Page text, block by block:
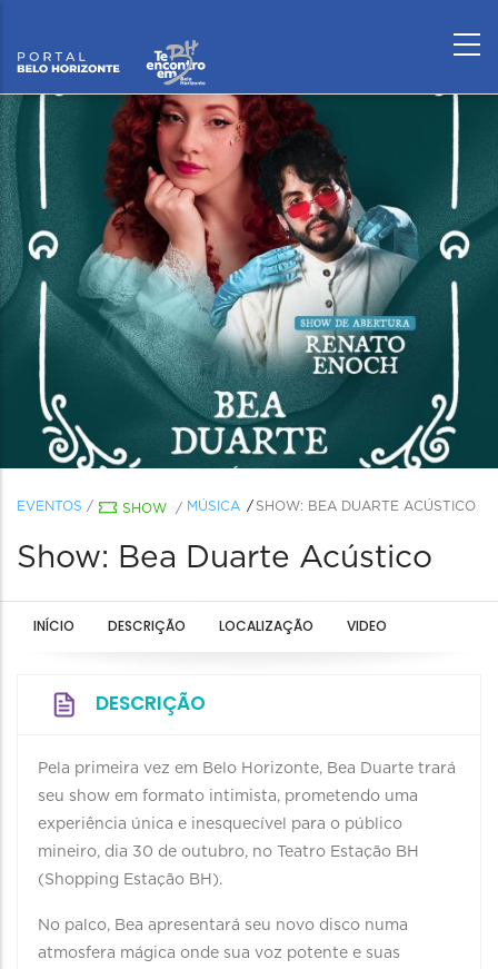
EVENTOS / SHOW / MÚSICA SHOW: BEA DUARTE ACÚSTICO
Show: Bea Duarte Acústico
INÍCIO DESCRIÇÃO LOCALIZAÇÃO VIDEO
DESCRIÇÃO
Pela primeira vez em Belo Horizonte, Bea Duarte trará
seu show em formato intimista, prometendo uma
experiência única e inesquecível para o público
mineiro, dia 30 de outubro, no Teatro Estação BH
(Shopping Estação BH).
No palco, Bea apresentará seu novo disco numa
atmosfera mágica onde sua voz potente e suas